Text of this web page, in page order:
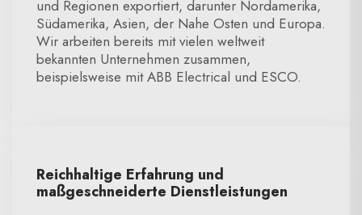
und Regionen exportiert, darunter Nordamerika,
Südamerika, Asien, der Nahe Osten und Europa.
Wir arbeiten bereits mit vielen weltweit
bekannten Unternehmen zusammen,
beispielsweise mit ABB Electrical und ESCO.
Reichhaltige Erfahrung und
maßgeschneiderte Dienstleistungen